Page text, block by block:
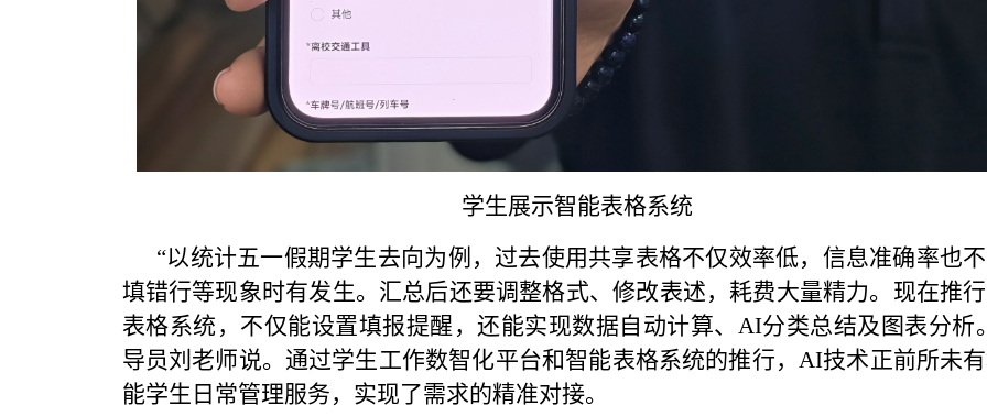
学生展示智能表格系统
“以统计五一假期学生去向为例，过去使用共享表格不仅效率低，信息准确率也
填错行等现象时有发生。汇总后还要调整格式、修改表述，耗费大量精力。现在推
表格系统，不仅能设置填报提醒，还能实现数据自动计算、AI分类总结及图表分析
导员刘老师说。通过学生工作数智化平台和智能表格系统的推行，AI技术正前所未
能学生日常管理服务，实现了需求的精准对接。